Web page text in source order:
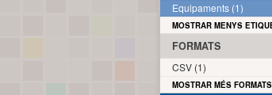
Equipaments (1)
MOSTRAR MENYS
FORMATS
CSV (1)
MOSTRAR MÉS FORMATS